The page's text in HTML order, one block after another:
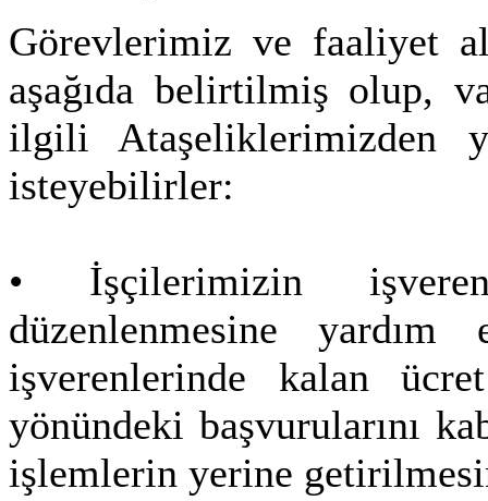
Görevlerimiz ve faaliyet
aşağıda belirtilmiş olup,
ilgili Ataşeliklerimizden
isteyebilirler:
• İşçilerimizin
düzenlenmesine
işverenlerinde kalan
yönündeki başvurularını
işlemlerin yerine